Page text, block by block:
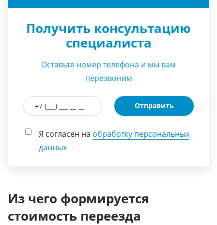
Получить консультацию
специалиста
Оставьте номер телефона и мы вам
перезвоним
Отправить
Я согласен на обработку персональных
данных
Из чего формируется
стоимость переезда